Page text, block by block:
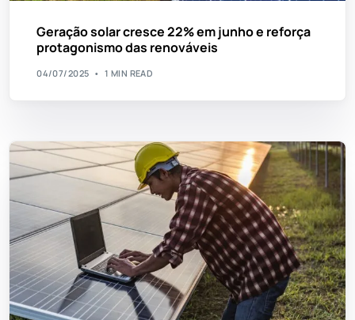
Geração solar cresce 22% em junho e reforça
protagonismo das renováveis
04/07/2025 1 MIN READ